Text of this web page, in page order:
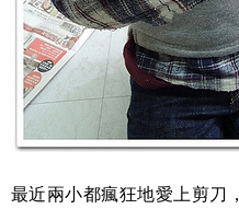
最近兩小都瘋狂地愛上剪刀